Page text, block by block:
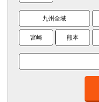
九州全域
宮崎 熊本